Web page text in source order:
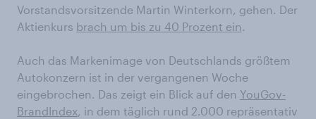
Vorstandsvorsitzende Martin Winterkorn, gehen. Der
Aktienkurs brach um bis zu 40 Prozent ein.
Auch das Markenimage von Deutschlands größtem
Autokonzern ist in der vergangenen Woche
eingebrochen. Das zeigt ein Blick auf den YouGov-
BrandIndex, in dem täglich rund 2.000 repräsentativ